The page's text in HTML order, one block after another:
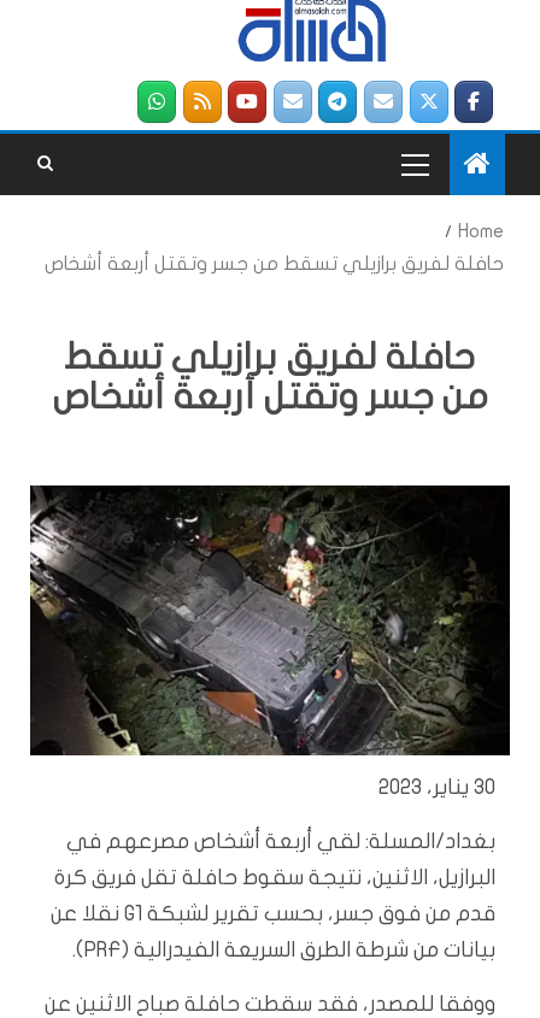
Home
حافلة لفريق برازيلي تسقط من جسر وتقتل أربعة أشخاص
حافلة لفريق برازيلي تسقط
من جسر وتقتل أربعة أشخاص
30 يناير، 2023
بغداد/المسلة: لقي أربعة أشخاص مصرعهم في
البرازيل، الاثنين، نتيجة سقوط حافلة تقل فريق كرة
قدم من فوق جسر، بحسب تقرير لشبكة G1 نقلا عن
بيانات من شرطة الطرق السريعة الفيدرالية (PRF).
ووفقا للمصدر، فقد سقطت حافلة صباح الاثنين عن